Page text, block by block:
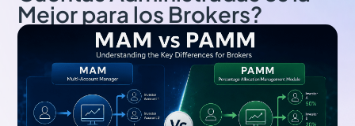
Mejor para los Brokers?